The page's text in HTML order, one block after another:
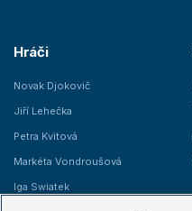
Hráči
Novak Djokovič
Jiří Lehečka
Petra Kvitová
Markéta Vondroušová
Iga Swiatek